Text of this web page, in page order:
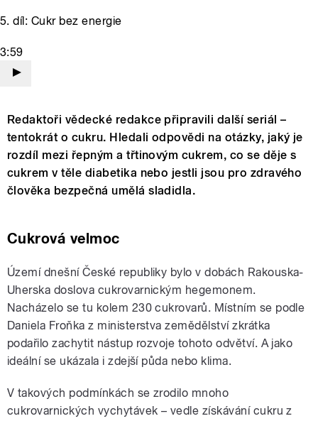
5. díl: Cukr bez energie
3:59
Redaktoři vědecké redakce připravili další seriál –
tentokrát o cukru. Hledali odpovědi na otázky, jaký je
rozdíl mezi řepným a třtinovým cukrem, co se děje s
cukrem v těle diabetika nebo jestli jsou pro zdravého
člověka bezpečná umělá sladidla.
Cukrová velmoc
Území dnešní České republiky bylo v dobách Rakouska-
Uherska doslova cukrovarnickým hegemonem.
Nacházelo se tu kolem 230 cukrovarů. Místním se podle
Daniela Froňka z ministerstva zemědělství zkrátka
podařilo zachytit nástup rozvoje tohoto odvětví. A jako
ideální se ukázala i zdejší půda nebo klima.
V takových podmínkách se zrodilo mnoho
cukrovarnických vychytávek – vedle získávání cukru z